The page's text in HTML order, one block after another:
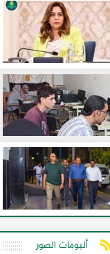
ألبومات الصور